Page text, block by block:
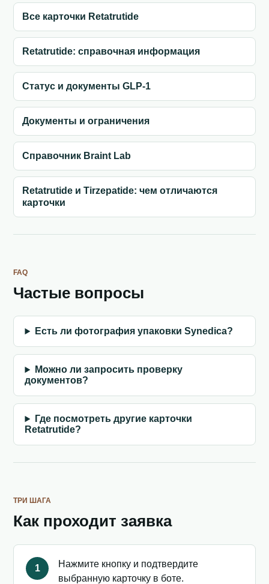
Все карточки Retatrutide
Retatrutide: справочная информация
Статус и документы GLP-1
Документы и ограничения
Справочник Braint Lab
Retatrutide и Tirzepatide: чем отличаются
карточки
FAQ
Частые вопросы
Есть ли фотография упаковки Synedica?
Можно ли запросить проверку
документов?
Где посмотреть другие карточки
Retatrutide?
ТРИ ШАГА
Как проходит заявка
1
Нажмите кнопку и подтвердите
выбранную карточку в боте.